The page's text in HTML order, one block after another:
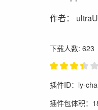
作者：
下载人数: 623
插件ID：ly-
插件包体积：